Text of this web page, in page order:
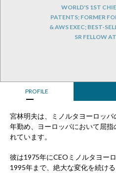
WORLD'S 1ST
PATENTS; FORMER
& AWS EXEC; BEST-
SR FELLOW
PROFILE
宮林明夫は、ミノルタヨーロッ
年勤め、ヨーロッパにおいて屈
れています。
彼は1975年にCEOミノルタヨー
1995年まで、絶大な変化を続け